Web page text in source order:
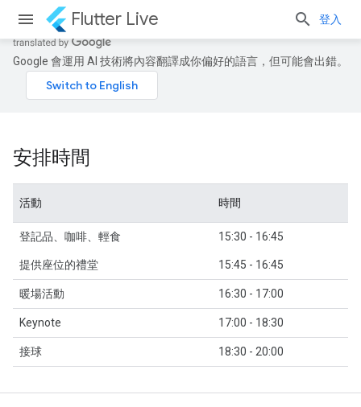
Flutter Live 登入
Google 會運用 AI 技術將內容翻譯成你偏好的語言，但可能會出錯。
安排時間
活動 時間
登記品、咖啡、輕食 15:30 - 16:45
提供座位的禮堂 15:45 - 16:45
暖場活動 16:30 - 17:00
Keynote 17:00 - 18:30
接球 18:30 - 20:00